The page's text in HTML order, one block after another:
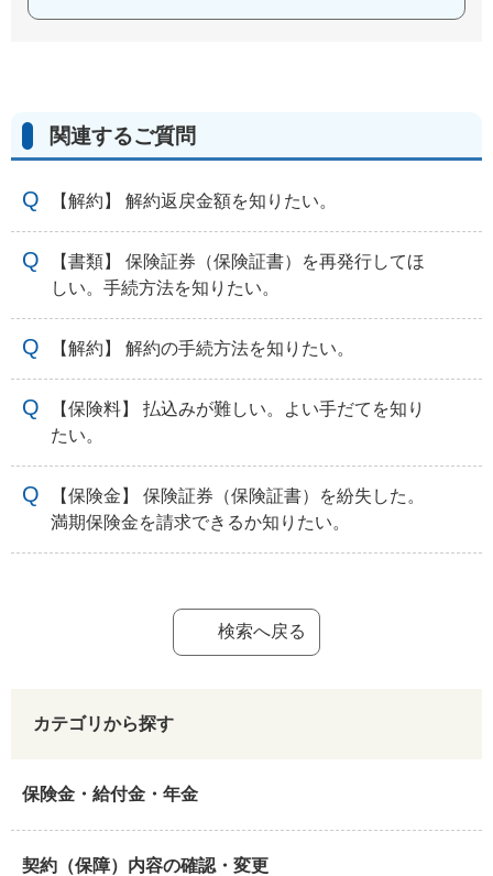
関連するご質問
【解約】 解約返戻金額を知りたい。
【書類】 保険証券（保険証書）を再発行してほ
しい。手続方法を知りたい。
【解約】 解約の手続方法を知りたい。
【保険料】 払込みが難しい。よい手だてを知り
たい。
【保険金】 保険証券（保険証書）を紛失した。
満期保険金を請求できるか知りたい。
検索へ戻る
カテゴリから探す
保険金・給付金・年金
契約（保障）内容の確認・変更